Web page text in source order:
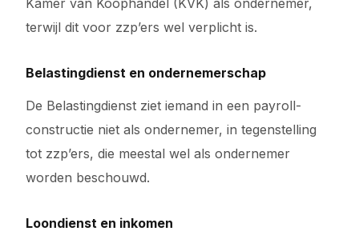
Kamer van Koophandel (KVK) als ondernemer,
terwijl dit voor zzp’ers wel verplicht is.
Belastingdienst en ondernemerschap
De Belastingdienst ziet iemand in een payroll-
constructie niet als ondernemer, in tegenstelling
tot zzp’ers, die meestal wel als ondernemer
worden beschouwd.
Loondienst en inkomen